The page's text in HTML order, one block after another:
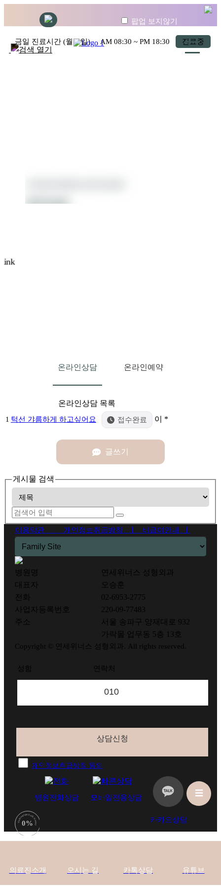
의료진소개 오시는 길 카톡상담 유튜브
☰
0%
YONSEI WINNERS PLASTIC SURGERY
금일 진료시간 (월요일) AM 08:30 ~ PM 18:30 진료중
팝업 보지않기
온라인상담
온라인상담 온라인예약
온라인상담 목록
1 턱선 갸름하게 하고싶어요 접수완료 이 *
글쓰기
게시물 검색
이용약관 ㅣ 개인정보취급방침 ㅣ 비급여안내 ㅣ
병원명
연세위너스 성형외과
대표자
오승훈
전화
02-6953-2775
사업자등록번호
220-09-77483
주소
서울 송파구 양재대로 932
가락몰 업무동 5층 13호
Copyright © 연세위너스 성형외과. All rights reserved.
성함 연락처
개인정보취급방침 동의
병원전화상담 모바일전용상담
카카오상담